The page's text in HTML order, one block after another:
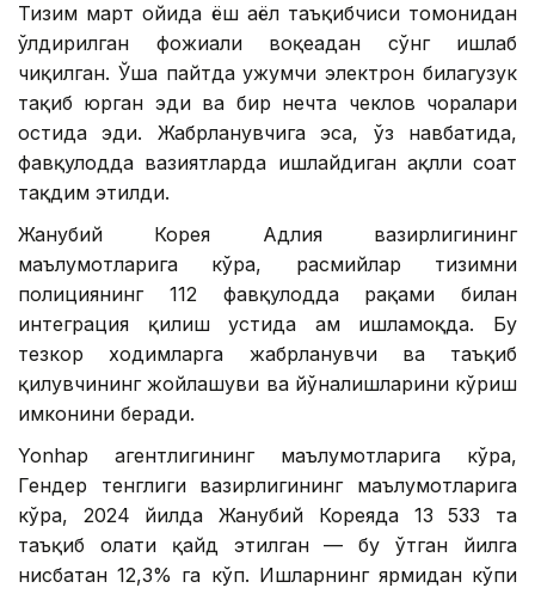
Тизим март ойида ёш аёл таъқибчиси томонидан
ўлдирилган фожиали воқеадан сўнг ишлаб
чиқилган. Ўша пайтда ҳужумчи электрон билагузук
тақиб юрган эди ва бир нечта чеклов чоралари
остида эди. Жабрланувчига эса, ўз навбатида,
фавқулодда вазиятларда ишлайдиган ақлли соат
тақдим этилди.
Жанубий Корея Адлия вазирлигининг
маълумотларига кўра, расмийлар тизимни
полициянинг 112 фавқулодда рақами билан
интеграция қилиш устида ҳам ишламоқда. Бу
тезкор ходимларга жабрланувчи ва таъқиб
қилувчининг жойлашуви ва йўналишларини кўриш
имконини беради.
Yonhap агентлигининг маълумотларига кўра,
Гендер тенглиги вазирлигининг маълумотларига
кўра, 2024 йилда Жанубий Кореяда 13 533 та
таъқиб ҳолати қайд этилган — бу ўтган йилга
нисбатан 12,3% га кўп. Ишларнинг ярмидан кўпи